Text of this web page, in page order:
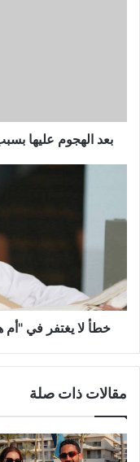
ترد
بعد الهجوم عليها
في
المسلسل
لهجوم
عنيفخطأ لا يغتفر في
مقالات ذات صلة